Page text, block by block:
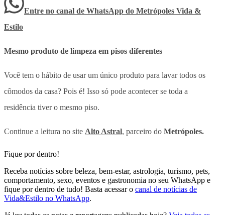
Entre no canal de WhatsApp do Metrópoles Vida &
Estilo
Mesmo produto de limpeza em pisos diferentes
Você tem o hábito de usar um único produto para lavar todos os
cômodos da casa? Pois é! Isso só pode acontecer se toda a
residência tiver o mesmo piso.
Continue a leitura no site Alto Astral, parceiro do Metrópoles.
Fique por dentro!
Receba notícias sobre beleza, bem-estar, astrologia, turismo, pets,
comportamento, sexo, eventos e gastronomia no seu WhatsApp e
fique por dentro de tudo! Basta acessar o canal de notícias de
Vida&Estilo no WhatsApp.